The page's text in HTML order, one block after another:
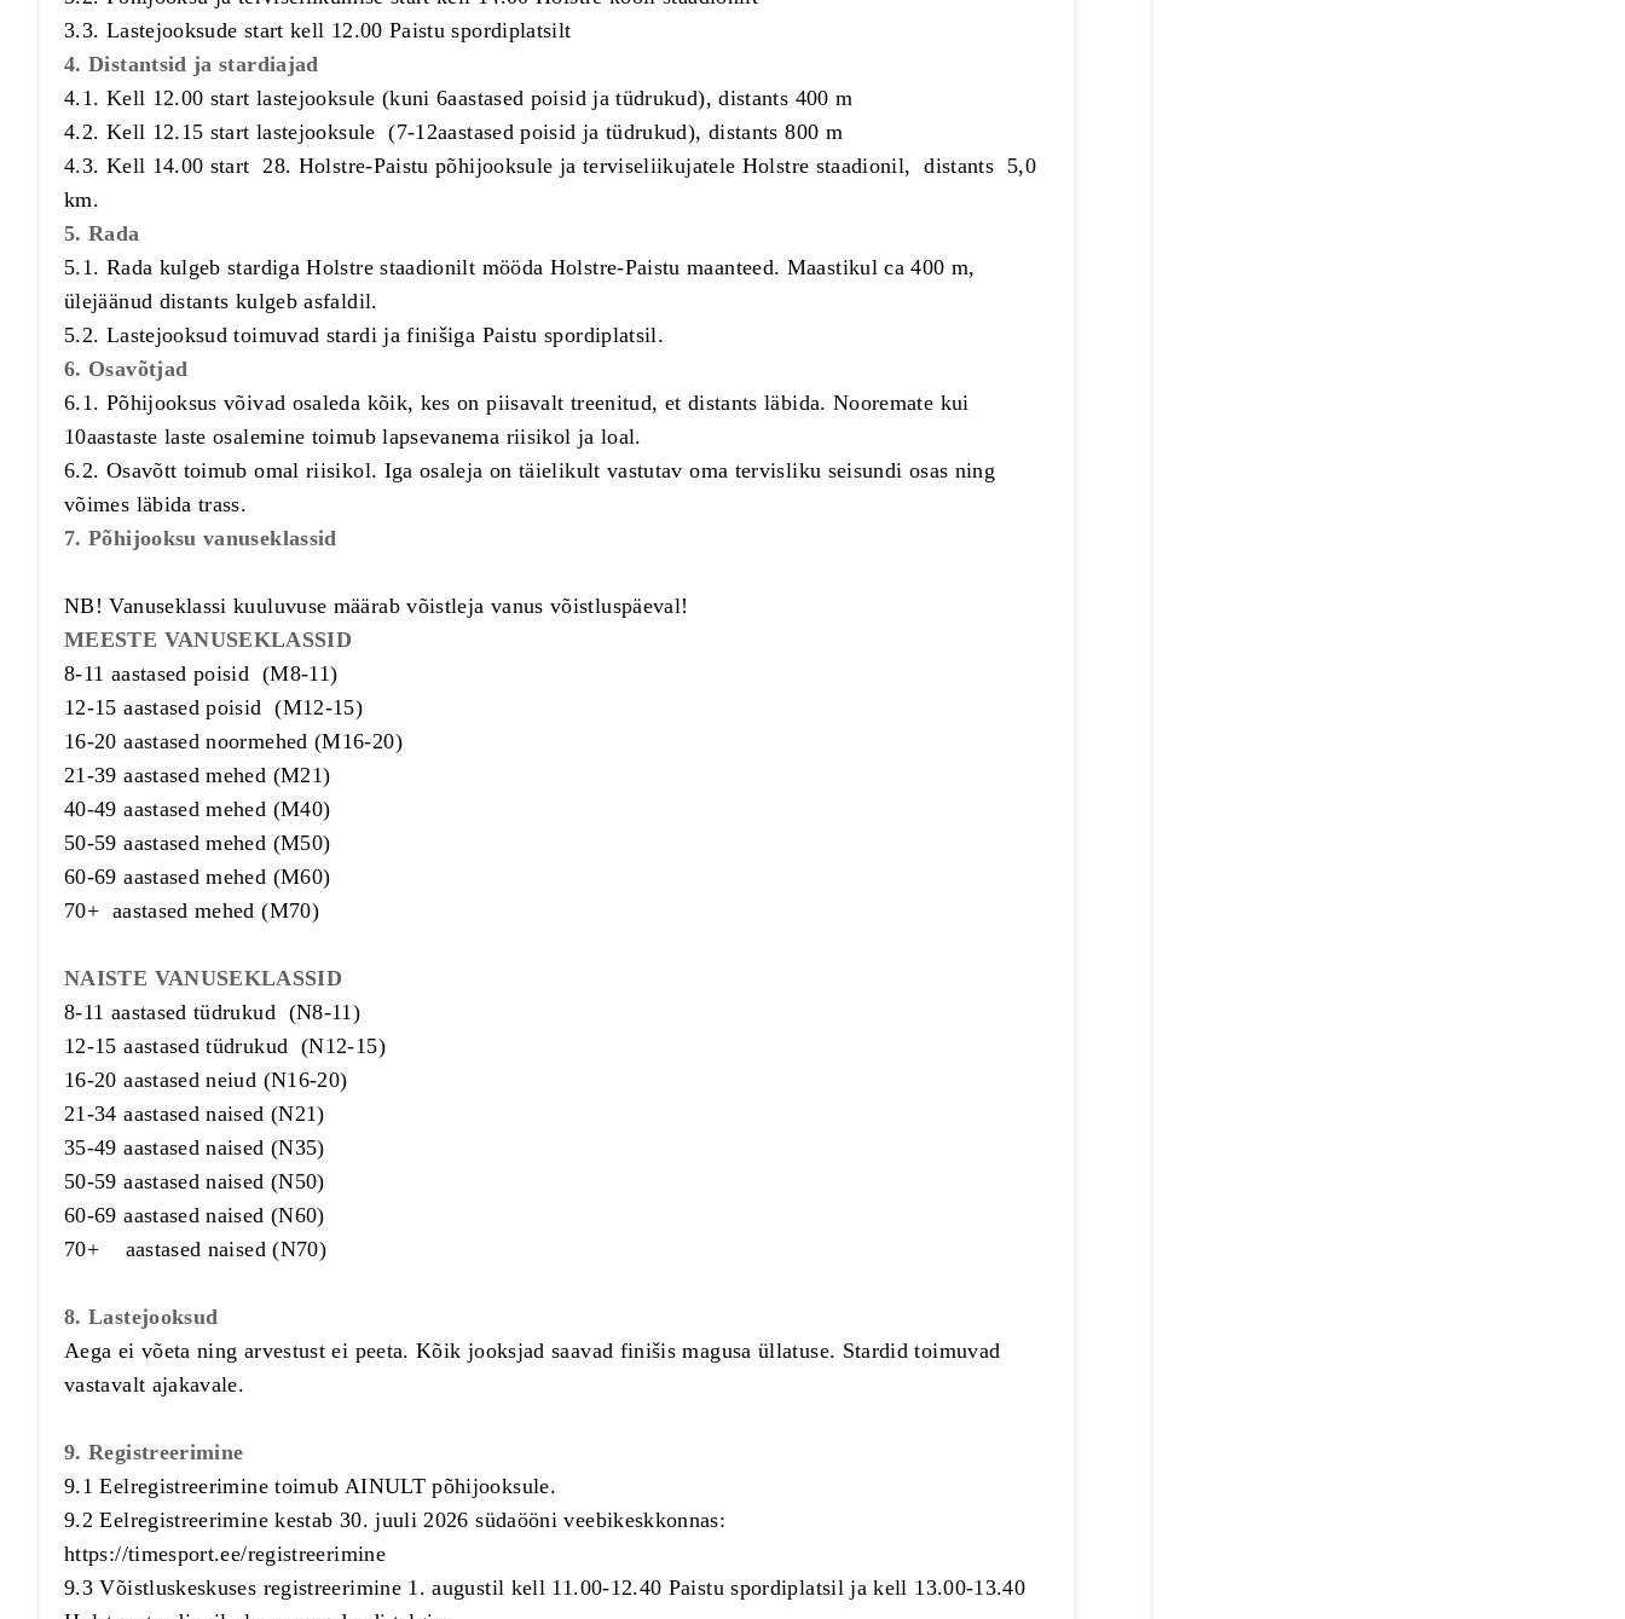
3.3. Lastejooksude start kell 12.00 Paistu spordiplatsilt
4. Distantsid ja stardiajad
4.1. Kell 12.00 start lastejooksule (kuni 6aastased poisid ja tüdrukud), distants 400 m
4.2. Kell 12.15 start lastejooksule (7-12aastased poisid ja tüdrukud), distants 800 m
4.3. Kell 14.00 start 28. Holstre-Paistu põhijooksule ja terviseliikujatele Holstre staadionil, distants 5,0
km.
5. Rada
5.1. Rada kulgeb stardiga Holstre staadionilt mööda Holstre-Paistu maanteed. Maastikul ca 400 m,
ülejäänud distants kulgeb asfaldil.
5.2. Lastejooksud toimuvad stardi ja finišiga Paistu spordiplatsil.
6. Osavõtjad
6.1. Põhijooksus võivad osaleda kõik, kes on piisavalt treenitud, et distants läbida. Nooremate kui
10aastaste laste osalemine toimub lapsevanema riisikol ja loal.
6.2. Osavõtt toimub omal riisikol. Iga osaleja on täielikult vastutav oma tervisliku seisundi osas ning
võimes läbida trass.
7. Põhijooksu vanuseklassid
NB! Vanuseklassi kuuluvuse määrab võistleja vanus võistluspäeval!
MEESTE VANUSEKLASSID
8-11 aastased poisid (M8-11)
12-15 aastased poisid (M12-15)
16-20 aastased noormehed (M16-20)
21-39 aastased mehed (M21)
40-49 aastased mehed (M40)
50-59 aastased mehed (M50)
60-69 aastased mehed (M60)
70+ aastased mehed (M70)
NAISTE VANUSEKLASSID
8-11 aastased tüdrukud (N8-11)
12-15 aastased tüdrukud (N12-15)
16-20 aastased neiud (N16-20)
21-34 aastased naised (N21)
35-49 aastased naised (N35)
50-59 aastased naised (N50)
60-69 aastased naised (N60)
70+ aastased naised (N70)
8. Lastejooksud
Aega ei võeta ning arvestust ei peeta. Kõik jooksjad saavad finišis magusa üllatuse. Stardid toimuvad
vastavalt ajakavale.
9. Registreerimine
9.1 Eelregistreerimine toimub AINULT põhijooksule.
9.2 Eelregistreerimine kestab 30. juuli 2026 südaööni veebikeskkonnas:
https://timesport.ee/registreerimine
9.3 Võistluskeskuses registreerimine 1. augustil kell 11.00-12.40 Paistu spordiplatsil ja kell 13.00-13.40